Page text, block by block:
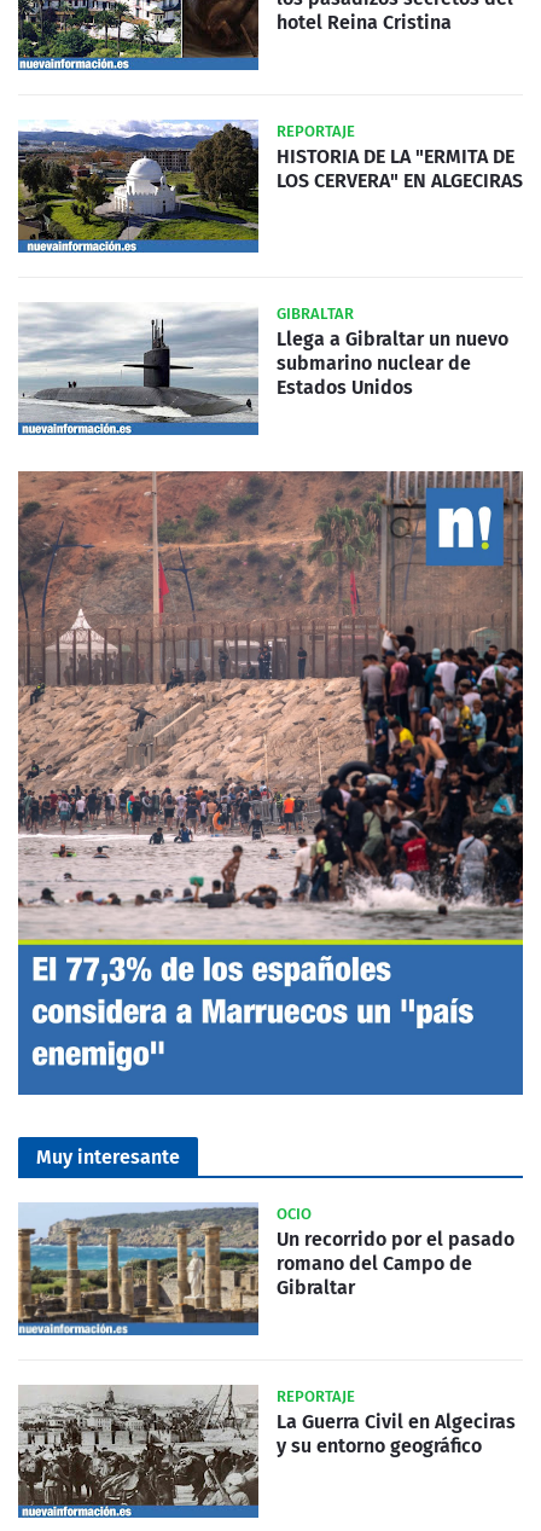
hotel Reina Cristina
REPORTAJE
HISTORIA DE LA "ERMITA DE
LOS CERVERA" EN ALGECIRAS
GIBRALTAR
Llega a Gibraltar un nuevo
submarino nuclear de
Estados Unidos
Muy interesante
OCIO
Un recorrido por el pasado
romano del Campo de
Gibraltar
REPORTAJE
La Guerra Civil en Algeciras
y su entorno geográfico